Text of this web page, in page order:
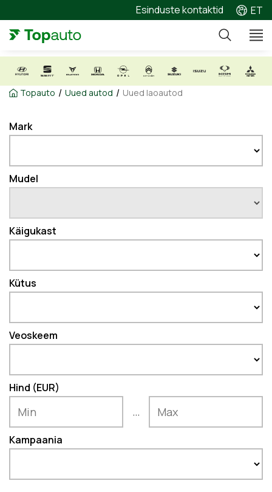
Esinduste kontaktid ET
Topauto / Uued autod / Uued laoautod
Mark
Mudel
Käigukast
Kütus
Veoskeem
Hind (EUR)
...
Kampaania